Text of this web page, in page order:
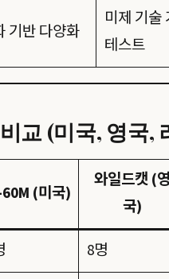
기반 다양화
미제 기술
테스트
교 (미국, 영국,
(미국)
와일드캣 (영
국)
8명